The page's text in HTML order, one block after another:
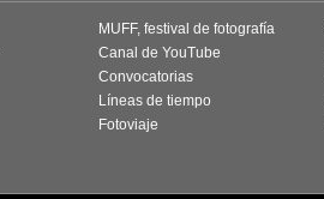
MUFF, festival de fotografía
Canal de YouTube
Convocatorias
Líneas de tiempo
Fotoviaje